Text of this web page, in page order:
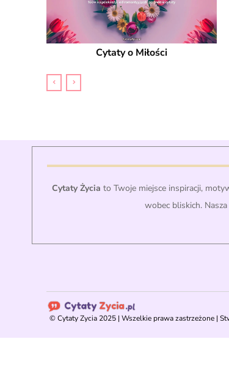
Cytaty o Miłości
Cytaty Życia to Twoje miejsce inspiracji,
wobec bliskich.
©Cytaty Zycia 2025 | Wszelkie prawa zastrzeżone |